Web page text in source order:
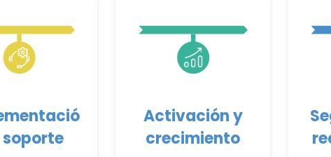
soporte
Activación y
crecimiento